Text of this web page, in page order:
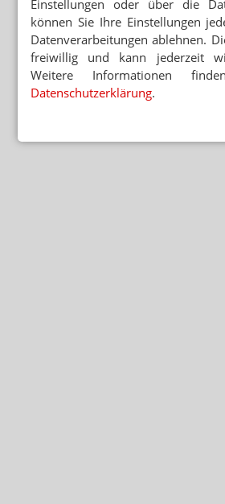
Einstellungen oder über die
können Sie Ihre Einstellungen
Datenverarbeitungen ablehnen.
freiwillig und kann jederzeit
Weitere Informationen
Datenschutzerklärung.